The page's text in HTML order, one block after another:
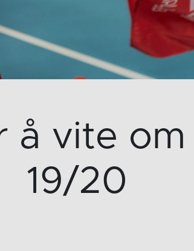
å vite
19/20